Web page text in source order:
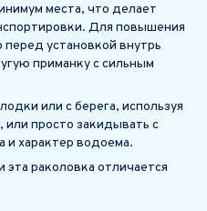
места, что делает
Для повышения
установкой внутрь
приманку с сильным
или с берега, используя
или просто закидывать с
и характер водоема.
раколовка отличается